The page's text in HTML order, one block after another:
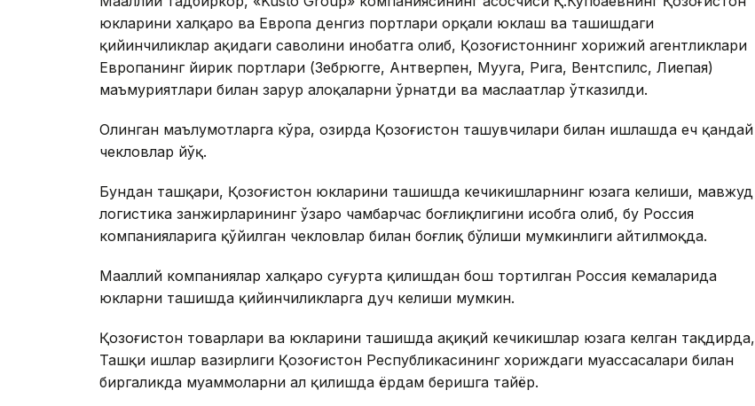
юкларини халқаро ва Европа денгиз портлари орқали юклаш ва ташишдаги
қийинчиликлар ҳақидаги саволини инобатга олиб, Қозоғистоннинг хорижий агентликлари
Европанинг йирик портлари (Зебрюгге, Антверпен, Мууга, Рига, Вентспилс, Лиепая)
маъмуриятлари билан зарур алоқаларни ўрнатди ва маслаҳатлар ўтказилди.
Олинган маълумотларга кўра, ҳозирда Қозоғистон ташувчилари билан ишлашда ҳеч қандай
чекловлар йўқ.
Бундан ташқари, Қозоғистон юкларини ташишда кечикишларнинг юзага келиши, мавжуд
логистика занжирларининг ўзаро чамбарчас боғлиқлигини ҳисобга олиб, бу Россия
компанияларига қўйилган чекловлар билан боғлиқ бўлиши мумкинлиги айтилмоқда.
Маҳаллий компаниялар халқаро суғурта қилишдан бош тортилган Россия кемаларида
юкларни ташишда қийинчиликларга дуч келиши мумкин.
Қозоғистон товарлари ва юкларини ташишда ҳақиқий кечикишлар юзага келган тақдирда,
Ташқи ишлар вазирлиги Қозоғистон Республикасининг хориждаги муассасалари билан
биргаликда муаммоларни ҳал қилишда ёрдам беришга тайёр.